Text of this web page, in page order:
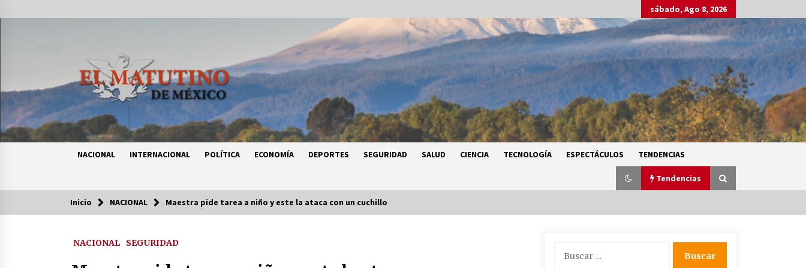
al
sábado, Ago 8, 2026
NACIONAL INTERNACIONAL POLÍTICA ECONOMÍA DEPORTES SEGURIDAD SALUD CIENCIA TECNOLOGÍA ESPECTÁCULOS TENDENCIAS
Tendencias
Tendencias
Certificado de Dafne Quintos revela
granizo y calor extremo en gran
Inicio NACIONAL Maestra pide tarea a niño y este la ataca con un cuchillo
NACIONAL SEGURIDAD